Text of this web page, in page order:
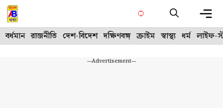
Skip
to
content
বর্ধমান রাজনীতি দেশ-বিদেশ দক্ষিণবঙ্গ ক্রাইম স্বাস্থ্য ধর্ম লাইফ-
---Advertisement---